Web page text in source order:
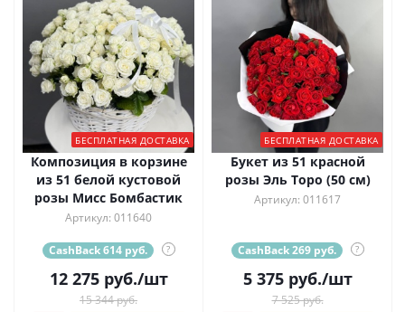
БЕСПЛАТНАЯ ДОСТАВКА
Композиция в корзине
из 51 белой кустовой
розы Мисс Бомбастик
Артикул: 011640
CashBack 614 руб. ?
12 275руб./шт
15 344 руб.
БЕСПЛАТНАЯ ДОСТАВКА
Букет из 51 красной
розы Эль Торо (50 см)
Артикул: 011617
CashBack 269 руб. ?
5 375руб./шт
7 525 руб.